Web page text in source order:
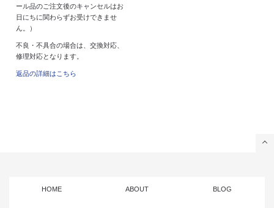
ール品のご注文後のキャンセルはお
日にちに関わらずお受けできませ
ん。）
不良・不具合の場合は、交換対応、
修理対応となります。
返品の詳細はこちら
HOME ABOUT BLOG